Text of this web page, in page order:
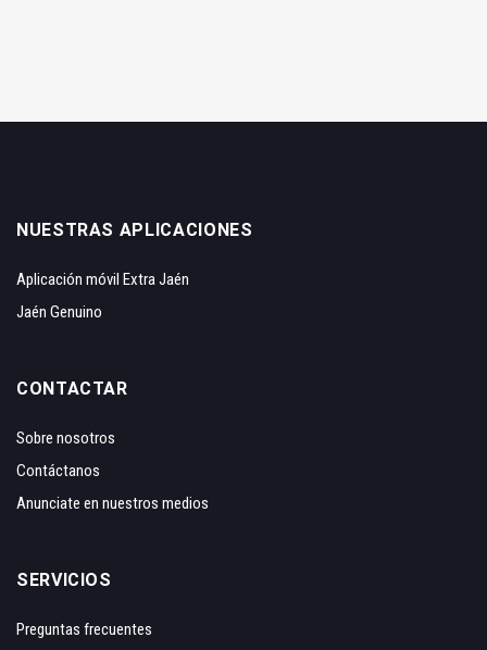
NUESTRAS APLICACIONES
Aplicación móvil Extra Jaén
Jaén Genuino
CONTACTAR
Sobre nosotros
Contáctanos
Anunciate en nuestros medios
SERVICIOS
Preguntas frecuentes